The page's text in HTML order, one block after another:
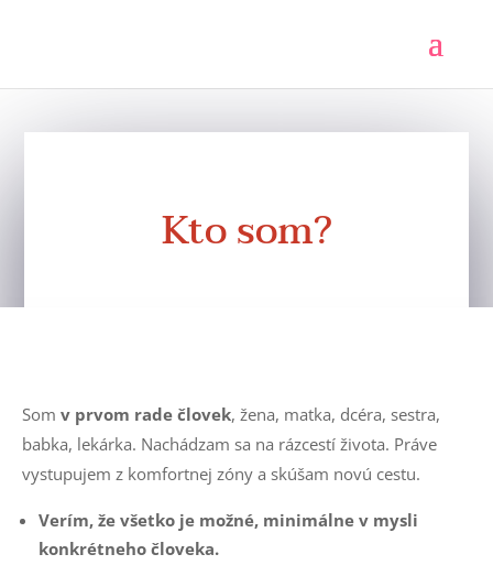
Kto som?
Som v prvom rade človek, žena, matka, dcéra, sestra,
babka, lekárka. Nachádzam sa na rázcestí života. Práve
vystupujem z komfortnej zóny a skúšam novú cestu.
Verím, že všetko je možné, minimálne v mysli
konkrétneho človeka.